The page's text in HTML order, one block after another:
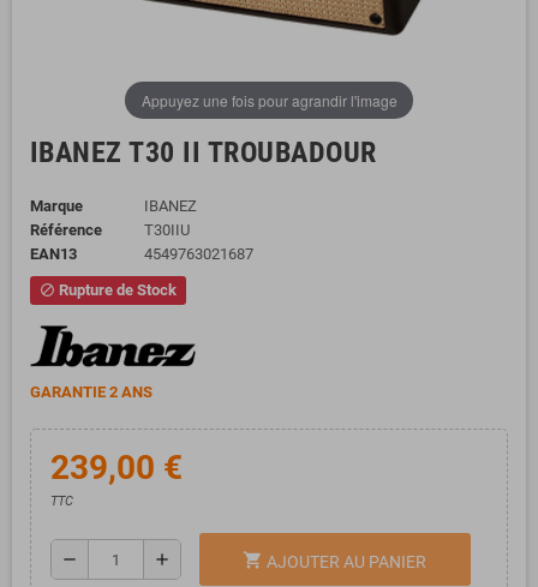
Appuyez une fois pour agrandir l'image
IBANEZ T30 II TROUBADOUR
Marque
IBANEZ
Référence
T30IIU
EAN13
4549763021687
block Rupture de Stock
GARANTIE 2 ANS
239,00 €
TTC
remove add shopping_cart AJOUTER AU PANIER